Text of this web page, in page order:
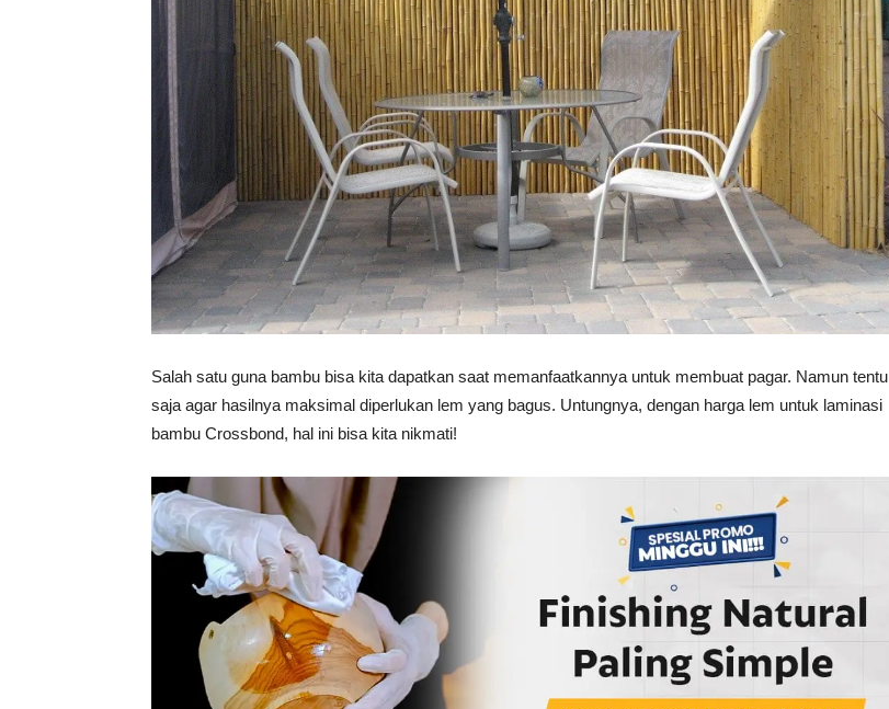
Salah satu guna bambu bisa kita dapatkan saat memanfaatkannya untuk membuat pagar. Namun tentu
saja agar hasilnya maksimal diperlukan lem yang bagus. Untungnya, dengan harga lem untuk laminasi
bambu Crossbond, hal ini bisa kita nikmati!